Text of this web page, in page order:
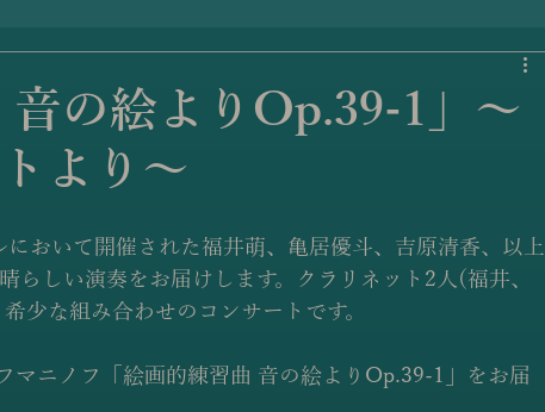
の絵よりOp.39-1」〜
より〜
おいて開催された福井萌、亀居優斗、吉原清香、以上
らしい演奏をお届けします。クラリネット2人(福井、
少な組み合わせのコンサートです。
マニノフ「絵画的練習曲 音の絵よりOp.39-1」をお届